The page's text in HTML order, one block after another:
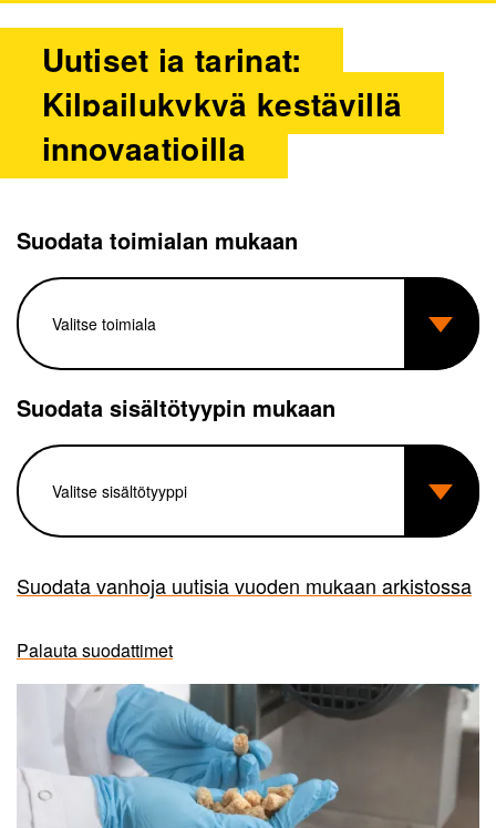
Uutiset ja tarinat:
Kilpailukykyä kestävillä
innovaatioilla
Suodata toimialan mukaan
Suodata sisältötyypin mukaan
Suodata vanhoja uutisia vuoden mukaan arkistossa
Palauta suodattimet